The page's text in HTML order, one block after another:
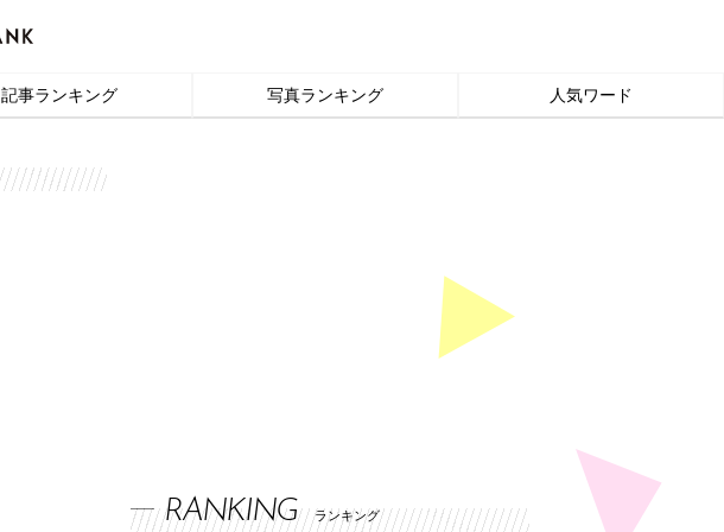
記事ランキング 写真ランキング 人気ワード
RANKING ランキング